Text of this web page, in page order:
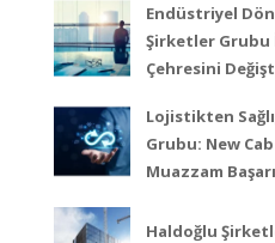
Endüstriyel
Şirketler Grubu
Çehresini
Lojistikten
Grubu: New
Muazzam Başarı
Haldoğlu